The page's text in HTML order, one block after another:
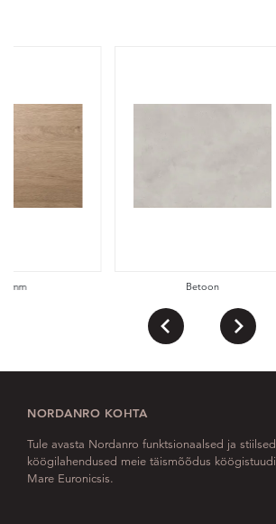
Tamm Betoon
NORDANRO KOHTA
Tule avasta Nordanro funktsionaalsed ja stiilsed
köögilahendused meie täismõõdus
Mare Euronicsis.